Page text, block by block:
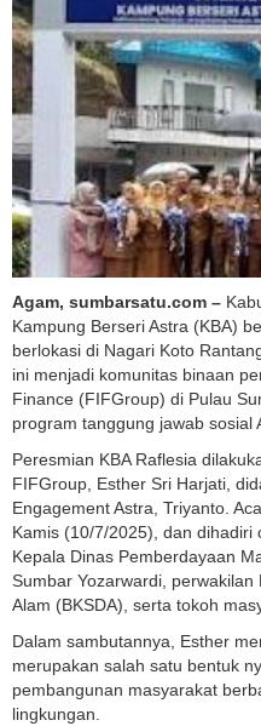
Agam, sumbarsatu.com –
Kampung Berseri Astra (KBA)
berlokasi di Nagari Koto
ini menjadi komunitas binaan
Finance (FIFGroup) di Pulau
program tanggung jawab sosial
Peresmian KBA Raflesia
FIFGroup, Esther Sri Harjati,
Engagement Astra, Triyanto.
Kamis (10/7/2025), dan dihadiri
Kepala Dinas Pemberdayaan
Sumbar Yozarwardi,
Alam (BKSDA), serta tokoh
Dalam sambutannya, Esther
merupakan salah satu bentuk
pembangunan masyarakat
lingkungan.